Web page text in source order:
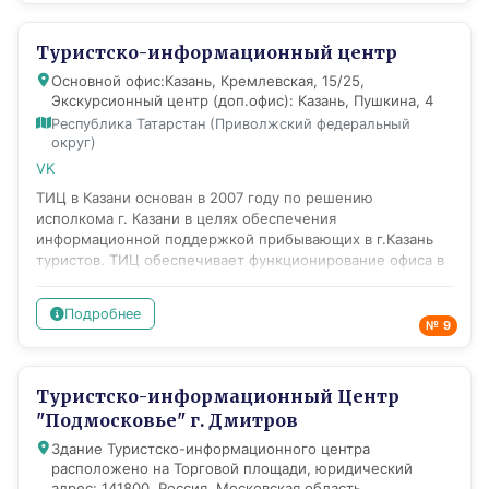
главная задача – показать всем гостям, что Красноярск
является душой и силой Сибири!
Туристско-информационный центр
Основной офис:Казань, Кремлевская, 15/25,
Экскурсионный центр (доп.офис): Казань, Пушкина, 4
Республика Татарстан (Приволжский федеральный
округ)
VK
ТИЦ в Казани основан в 2007 году по решению
исполкома г. Казани в целях обеспечения
информационной поддержкой прибывающих в г.Казань
туристов. ТИЦ обеспечивает функционирование офиса в
международном аэропорту "Казань". Поддержка гостей
города и республики осуществляется на русском и
пройти, как проехать и т.п. Ежемесячно тиражом 25000
экз. (годовой тираж - 300 000 экз) издается
туристическая карта г. Казани, которая кроме офиса ТИЦ
распространяется бесплатно в 185 отелях города и на
Подробнее
№ 9
Туристско-информационный Центр
"Подмосковье" г. Дмитров
Здание Туристско-информационного центра
расположено на Торговой площади, юридический